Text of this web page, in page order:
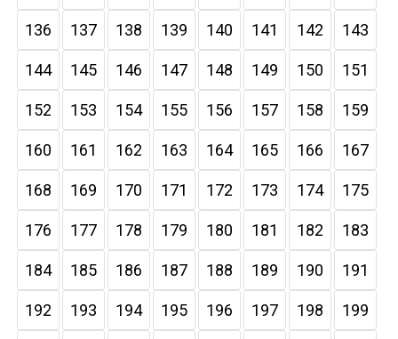
136 137 138 139 140 141 142 143
144 145 146 147 148 149 150 151
152 153 154 155 156 157 158 159
160 161 162 163 164 165 166 167
168 169 170 171 172 173 174 175
176 177 178 179 180 181 182 183
184 185 186 187 188 189 190 191
192 193 194 195 196 197 198 199